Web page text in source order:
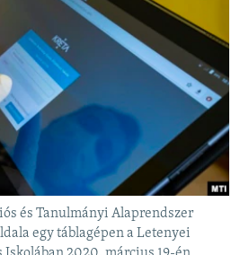
és Tanulmányi Alaprendszer
egy táblagépen a Letenyei